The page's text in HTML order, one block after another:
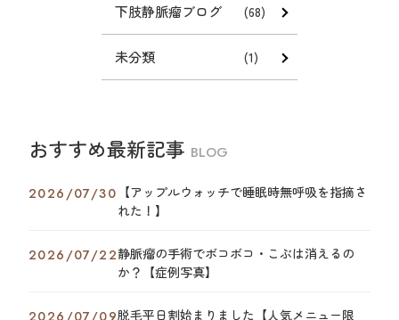
下肢静脈瘤ブログ (68)
未分類 (1)
おすすめ最新記事 BLOG
2026/07/30 【アップルウォッチで睡眠時無呼吸を指摘さ
れた！】
2026/07/22静脈瘤の手術でボコボコ・こぶは消えるの
か？【症例写真】
2026/07/09脱毛平日割始まりました【人気メニュー限